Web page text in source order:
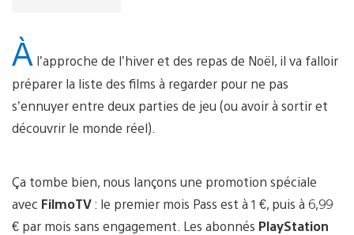
À l’approche de l’hiver et des repas de Noël, il va falloir
préparer la liste des films à regarder pour ne pas
s’ennuyer entre deux parties de jeu (ou avoir à sortir et
découvrir le monde réel).
Ça tombe bien, nous lançons une promotion spéciale
avec FilmoTV: le premier mois Pass est à 1 €, puis à 6,99
€ par mois sans engagement. Les abonnés PlayStation